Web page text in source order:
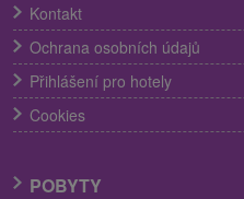
Kontakt
Ochrana osobních údajů
Přihlášení pro hotely
Cookies
POBYTY